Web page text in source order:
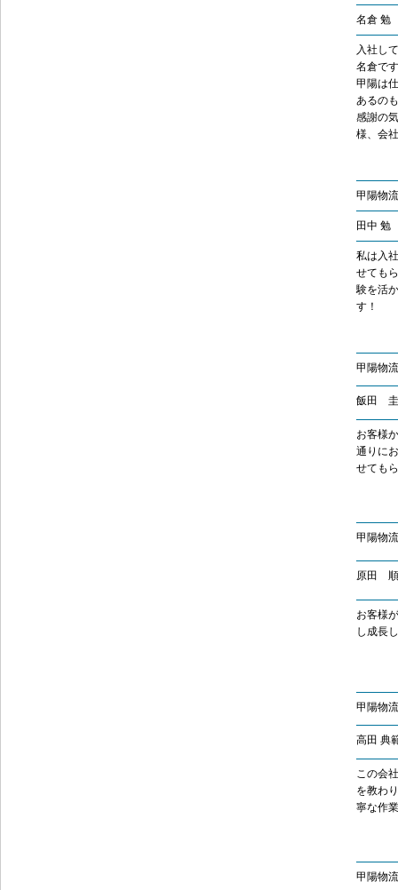
名倉 勉
入社し
名倉で
甲陽は
あるの
感謝の
様、会
甲陽物
田中 勉
私は入
せても
験を活
す！
甲陽物
飯田
お客様
通りに
せても
甲陽物
原田
お客様
し成長
甲陽物
高田 典
この会
を教わ
寧な作
甲陽物